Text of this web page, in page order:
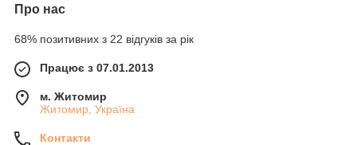
Про нас
68% позитивних з 22 відгуків за рік
Працює з 07.01.2013
м. Житомир
Житомир, Україна
Контакти